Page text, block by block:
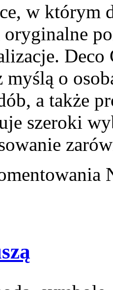
w którym
Deco
myślą o
a także
szeroki